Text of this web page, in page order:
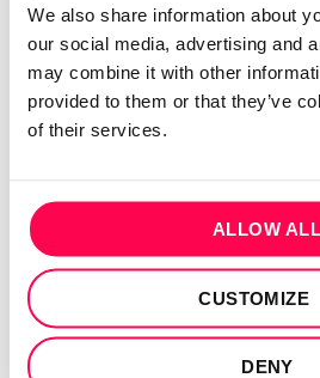
We also share information about
our social media, advertising and
may combine it with other
provided to them or that they’ve
of their services.
ALLOW ALL
CUSTOMIZE
DENY
Sobre mim
Contactos
Conta cliente
Recuperar Password
Política de privacidade
Termos e condições
Resolução de conflitos
Livro de reclamações